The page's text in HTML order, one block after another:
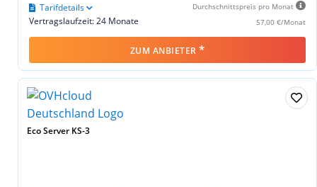
Durchschnittspreis pro Monat
57,00 €/Monat
Vertragslaufzeit: 24 Monate
Tarifdetails
ZUM ANBIETER *
Eco Server KS-3